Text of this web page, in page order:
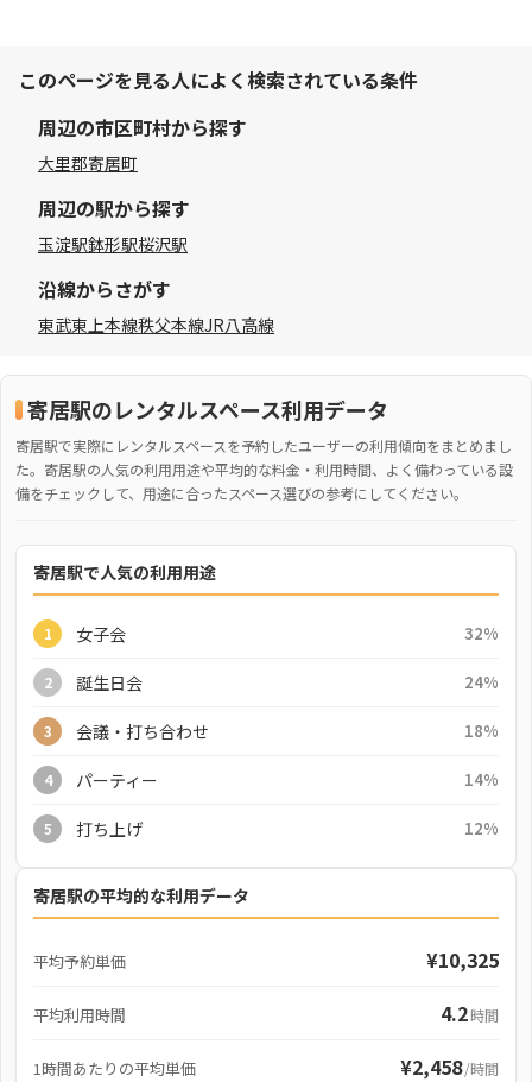
このページを見る人によく検索されている条件
周辺の市区町村から探す
大里郡寄居町
周辺の駅から探す
玉淀駅鉢形駅桜沢駅
沿線からさがす
東武東上本線秩父本線JR八高線
寄居駅のレンタルスペース利用データ
寄居駅で実際にレンタルスペースを予約したユーザーの利用傾向をまとめまし
た。寄居駅の人気の利用用途や平均的な料金・利用時間、よく備わっている設
備をチェックして、用途に合ったスペース選びの参考にしてください。
寄居駅で人気の利用用途
1 女子会 32%
2 誕生日会 24%
3 会議・打ち合わせ 18%
4 パーティー 14%
5 打ち上げ 12%
寄居駅の平均的な利用データ
平均予約単価 ¥10,325
平均利用時間 4.2時間
1時間あたりの平均単価 ¥2,458/時間